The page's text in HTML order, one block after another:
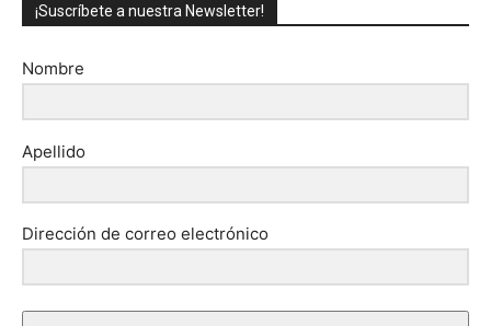
¡Suscríbete a nuestra Newsletter!
Nombre
Apellido
Dirección de correo electrónico